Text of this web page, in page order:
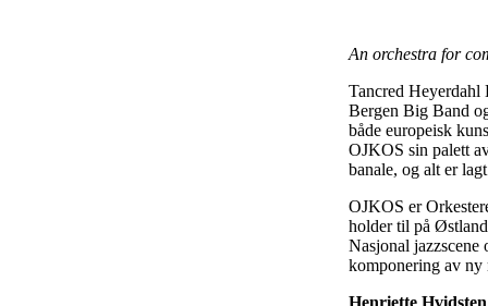
An orchestra for
Tancred Heyerdahl
Bergen Big Band
både europeisk
OJKOS sin palett
banale, og alt er
OJKOS er
holder til på
Nasjonal jazzscene
komponering av ny
Henriette